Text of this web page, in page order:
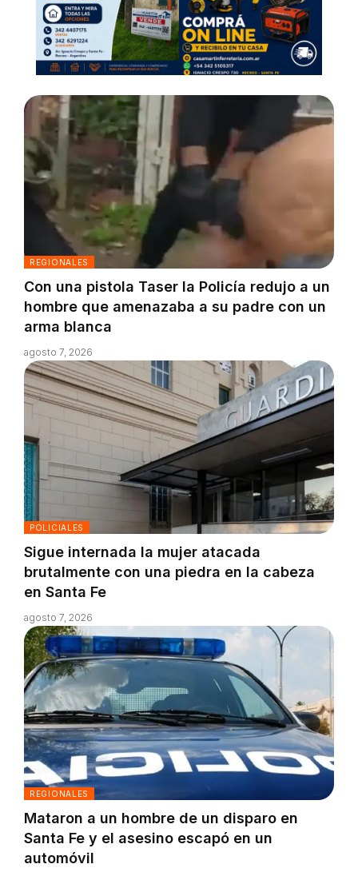
REGIONALES
Con una pistola Taser la Policía redujo a un
hombre que amenazaba a su padre con un
arma blanca
agosto 7, 2026
POLICIALES
Sigue internada la mujer atacada
brutalmente con una piedra en la cabeza
en Santa Fe
agosto 7, 2026
REGIONALES
Mataron a un hombre de un disparo en
Santa Fe y el asesino escapó en un
automóvil